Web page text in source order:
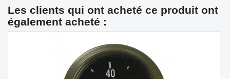
Les clients qui ont acheté ce produit ont
également acheté :